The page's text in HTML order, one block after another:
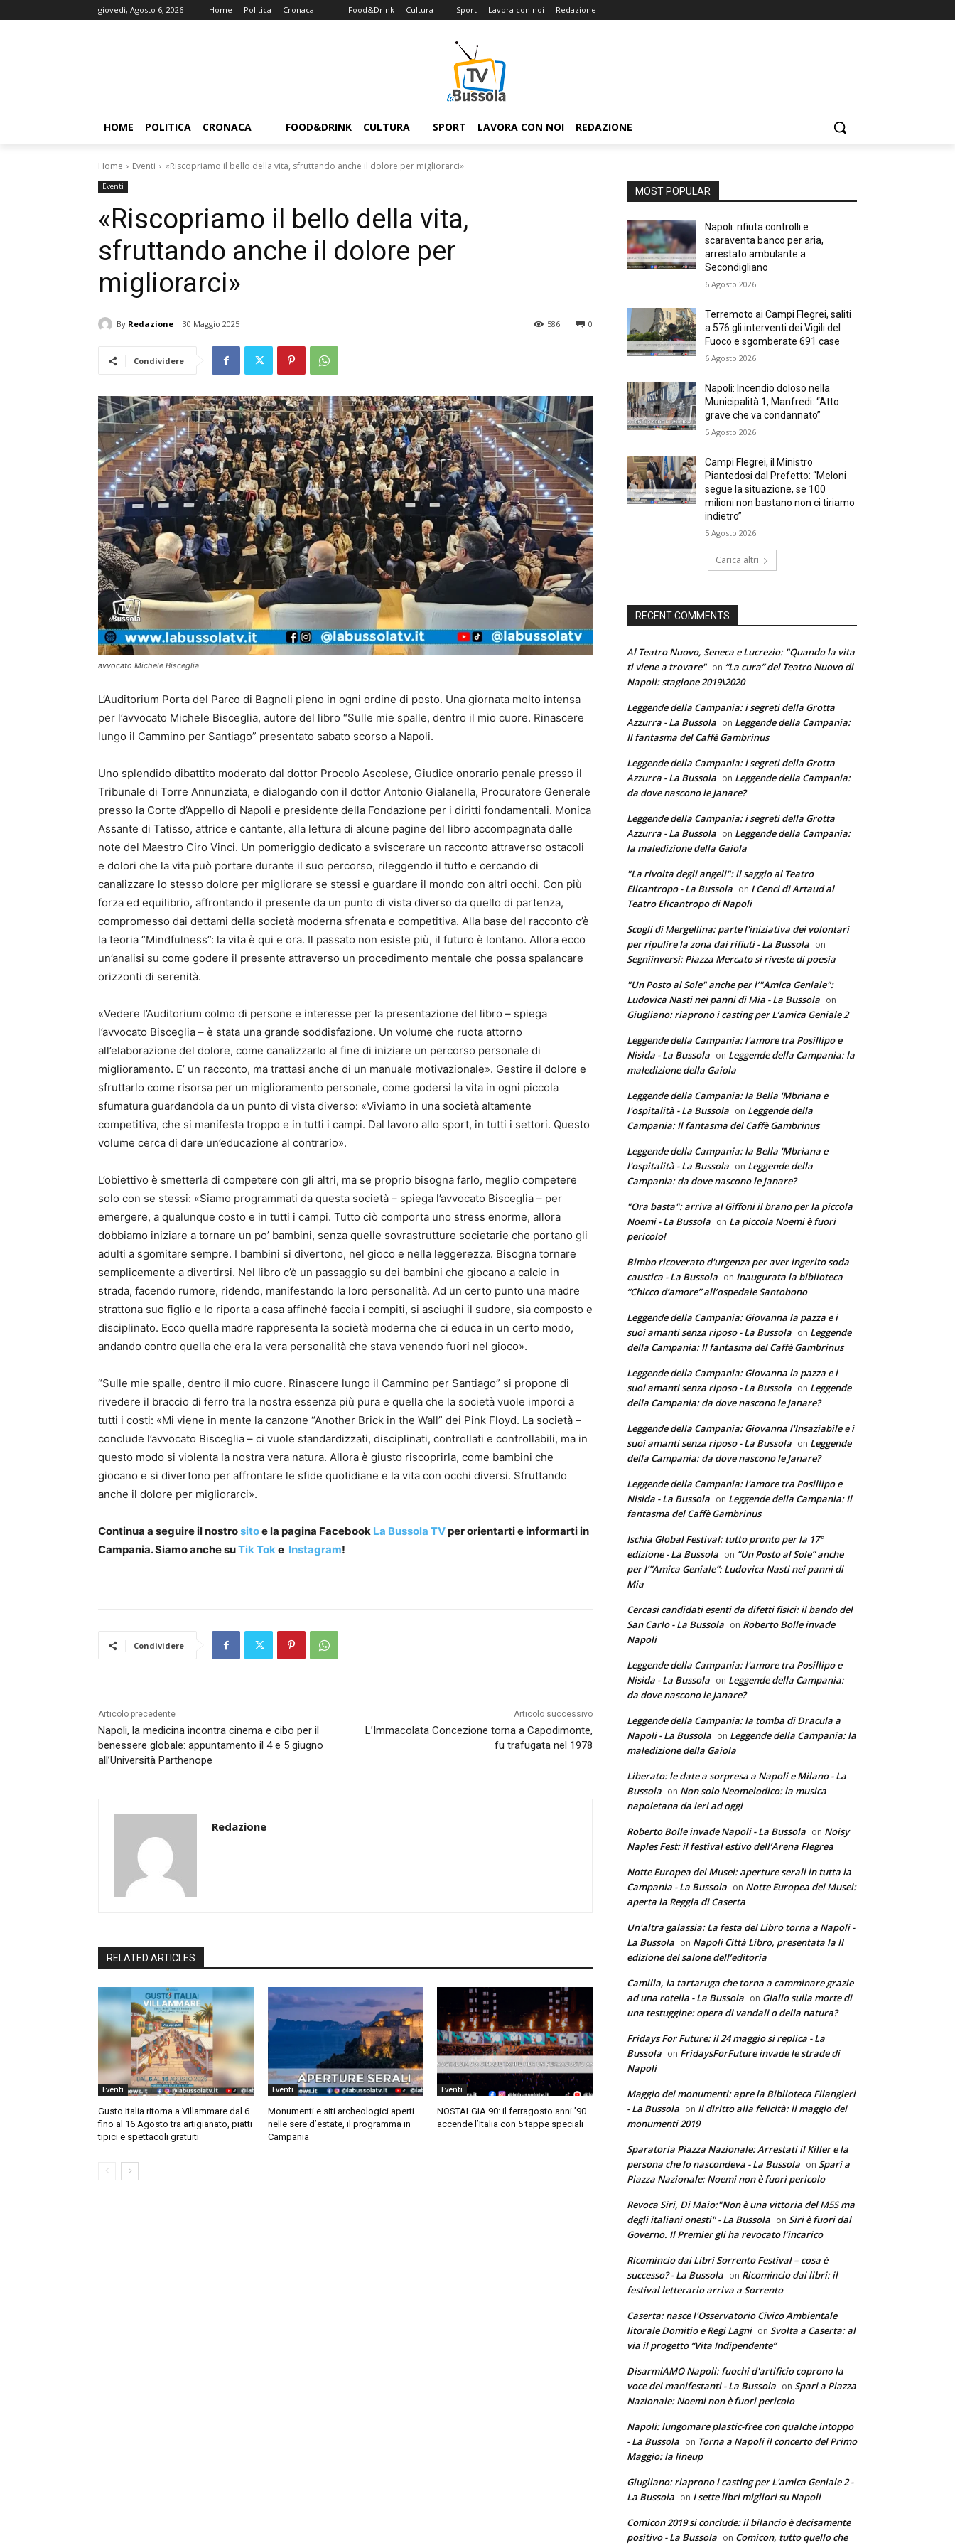
giovedì, Agosto 6, 2026 Home Politica Cronaca Food&Drink Cultura Sport Lavora con noi Redazione
HOME POLITICA CRONACA FOOD&DRINK CULTURA SPORT LAVORA CON NOI REDAZIONE
Home Eventi «Riscopriamo il bello della vita, sfruttando anche il dolore per migliorarci»
Eventi
«Riscopriamo il bello della vita,
sfruttando anche il dolore per
migliorarci»
By Redazione 30 Maggio 2025 0
586
Condividere
avvocato Michele Bisceglia
L’Auditorium Porta del Parco di Bagnoli pieno in ogni ordine di posto. Una giornata molto intensa
per l’avvocato Michele Bisceglia, autore del libro “Sulle mie spalle, dentro il mio cuore. Rinascere
lungo il Cammino per Santiago” presentato sabato scorso a Napoli.
Uno splendido dibattito moderato dal dottor Procolo Ascolese, Giudice onorario penale presso il
Tribunale di Torre Annunziata, e dialogando con il dottor Antonio Gialanella, Procuratore Generale
presso la Corte d’Appello di Napoli e presidente della Fondazione per i diritti fondamentali. Monica
Assante di Tatisso, attrice e cantante, alla lettura di alcune pagine del libro accompagnata dalle
note del Maestro Ciro Vinci. Un pomeriggio dedicato a sviscerare un racconto attraverso ostacoli
e dolori che la vita può portare durante il suo percorso, rileggendo il tutto e cercando di
canalizzare lo stesso dolore per migliorare se stessi e guardare il mondo con altri occhi. Con più
forza ed equilibrio, affrontando il presente da un punto di vista diverso da quello di partenza,
compromesso dai dettami della società moderna sfrenata e competitiva. Alla base del racconto c’è
la teoria “Mindfulness”: la vita è qui e ora. Il passato non esiste più, il futuro è lontano. Allora ecco
un’analisi su come godere il presente attraverso un procedimento mentale che possa spalancare
orizzonti di serenità.
«Vedere l’Auditorium colmo di persone e interesse per la presentazione del libro – spiega
l’avvocato Bisceglia – è stata una grande soddisfazione. Un volume che ruota attorno
all’elaborazione del dolore, come canalizzarlo al fine di iniziare un percorso personale di
miglioramento. E’ un racconto, ma trattasi anche di un manuale motivazionale». Gestire il dolore e
sfruttarlo come risorsa per un miglioramento personale, come godersi la vita in ogni piccola
sfumatura guardandola da un punto di vista diverso: «Viviamo in una società altamente
competitiva, che si manifesta troppo e in tutti i campi. Dal lavoro allo sport, in tutti i settori. Questo
volume cerca di dare un’educazione al contrario».
L’obiettivo è smetterla di competere con gli altri, ma se proprio bisogna farlo, meglio competere
solo con se stessi: «Siamo programmati da questa società – spiega l’avvocato Bisceglia – per
emergere, a qualunque costo e in tutti i campi. Tutto ciò comporta uno stress enorme, allora
dobbiamo iniziare a tornare un po’ bambini, senza quelle sovrastrutture societarie che portano gli
adulti a sgomitare sempre. I bambini si divertono, nel gioco e nella leggerezza. Bisogna tornare
semplicemente a divertirsi. Nel libro c’è un passaggio su dei bambini che giocano a calcio in
strada, facendo rumore, ridendo, manifestando la loro personalità. Ad un certo punto una madre
strattona suo figlio e lo riporta a casa affinché faccia i compiti, si asciughi il sudore, sia composto e
disciplinato. Ecco quella madre rappresenta la società moderna che ci educa in un certo modo,
andando contro quella che era la vera personalità che stava venendo fuori nel gioco».
“Sulle mie spalle, dentro il mio cuore. Rinascere lungo il Cammino per Santiago” si propone di
rivedere il braccio di ferro tra la nostra essenza più pura e quella che la società vuole imporci a
tutti i costi: «Mi viene in mente la canzone “Another Brick in the Wall” dei Pink Floyd. La società –
conclude l’avvocato Bisceglia – ci vuole standardizzati, disciplinati, controllati e controllabili, ma in
questo modo si violenta la nostra vera natura. Allora è giusto riscoprirla, come bambini che
giocano e si divertono per affrontare le sfide quotidiane e la vita con occhi diversi. Sfruttando
anche il dolore per migliorarci».
Continua a seguire il nostrositoe la pagina Facebook La Bussola TVper orientarti e informarti in
Campania. Siamo anche suTik Toke Instagram!
Condividere
Articolo precedente
Napoli, la medicina incontra cinema e cibo per il
benessere globale: appuntamento il 4 e 5 giugno
all’Università Parthenope
Articolo successivo
L’Immacolata Concezione torna a Capodimonte,
fu trafugata nel 1978
Redazione
RELATED ARTICLES
Eventi
Gusto Italia ritorna a Villammare dal 6
fino al 16 Agosto tra artigianato, piatti
tipici e spettacoli gratuiti
Eventi
Monumenti e siti archeologici aperti
nelle sere d’estate, il programma in
Campania
Eventi
NOSTALGIA 90: il ferragosto anni ’90
accende l’Italia con 5 tappe speciali
MOST POPULAR
Napoli: rifiuta controlli e
scaraventa banco per aria,
arrestato ambulante a
Secondigliano
6 Agosto 2026
Terremoto ai Campi Flegrei, saliti
a 576 gli interventi dei Vigili del
Fuoco e sgomberate 691 case
6 Agosto 2026
Napoli: Incendio doloso nella
Municipalità 1, Manfredi: “Atto
grave che va condannato”
5 Agosto 2026
Campi Flegrei, il Ministro
Piantedosi dal Prefetto: “Meloni
segue la situazione, se 100
milioni non bastano non ci tiriamo
indietro”
5 Agosto 2026
Carica altri
RECENT COMMENTS
Al Teatro Nuovo, Seneca e Lucrezio: "Quando la vita
ti viene a trovare" on “La cura” del Teatro Nuovo di
Napoli: stagione 2019\2020
Leggende della Campania: i segreti della Grotta
Azzurra - La Bussola on Leggende della Campania:
Il fantasma del Caffè Gambrinus
Leggende della Campania: i segreti della Grotta
Azzurra - La Bussola on Leggende della Campania:
da dove nascono le Janare?
Leggende della Campania: i segreti della Grotta
Azzurra - La Bussola on Leggende della Campania:
la maledizione della Gaiola
"La rivolta degli angeli": il saggio al Teatro
Elicantropo - La Bussola on I Cenci di Artaud al
Teatro Elicantropo di Napoli
Scogli di Mergellina: parte l'iniziativa dei volontari
per ripulire la zona dai rifiuti - La Bussola on
Segniinversi: Piazza Mercato si riveste di poesia
"Un Posto al Sole" anche per l’"Amica Geniale":
Ludovica Nasti nei panni di Mia - La Bussola on
Giugliano: riaprono i casting per L’amica Geniale 2
Leggende della Campania: l'amore tra Posillipo e
Nisida - La Bussola on Leggende della Campania: la
maledizione della Gaiola
Leggende della Campania: la Bella 'Mbriana e
l'ospitalità - La Bussola on Leggende della
Campania: Il fantasma del Caffè Gambrinus
Leggende della Campania: la Bella 'Mbriana e
l'ospitalità - La Bussola on Leggende della
Campania: da dove nascono le Janare?
"Ora basta": arriva al Giffoni il brano per la piccola
Noemi - La Bussola on La piccola Noemi è fuori
pericolo!
Bimbo ricoverato d'urgenza per aver ingerito soda
caustica - La Bussola on Inaugurata la biblioteca
“Chicco d’amore” all’ospedale Santobono
Leggende della Campania: Giovanna la pazza e i
suoi amanti senza riposo - La Bussola on Leggende
della Campania: Il fantasma del Caffè Gambrinus
Leggende della Campania: Giovanna la pazza e i
suoi amanti senza riposo - La Bussola on Leggende
della Campania: da dove nascono le Janare?
Leggende della Campania: Giovanna l'Insaziabile e i
suoi amanti senza riposo - La Bussola on Leggende
della Campania: da dove nascono le Janare?
Leggende della Campania: l'amore tra Posillipo e
Nisida - La Bussola on Leggende della Campania: Il
fantasma del Caffè Gambrinus
Ischia Global Festival: tutto pronto per la 17°
edizione - La Bussola on “Un Posto al Sole” anche
per l’”Amica Geniale”: Ludovica Nasti nei panni di
Mia
Cercasi candidati esenti da difetti fisici: il bando del
San Carlo - La Bussola on Roberto Bolle invade
Napoli
Leggende della Campania: l'amore tra Posillipo e
Nisida - La Bussola on Leggende della Campania:
da dove nascono le Janare?
Leggende della Campania: la tomba di Dracula a
Napoli - La Bussola on Leggende della Campania: la
maledizione della Gaiola
Liberato: le date a sorpresa a Napoli e Milano - La
Bussola on Non solo Neomelodico: la musica
napoletana da ieri ad oggi
Roberto Bolle invade Napoli - La Bussola on Noisy
Naples Fest: il festival estivo dell’Arena Flegrea
Notte Europea dei Musei: aperture serali in tutta la
Campania - La Bussola on Notte Europea dei Musei:
aperta la Reggia di Caserta
Un'altra galassia: La festa del Libro torna a Napoli -
La Bussola on Napoli Città Libro, presentata la II
edizione del salone dell’editoria
Camilla, la tartaruga che torna a camminare grazie
ad una rotella - La Bussola on Giallo sulla morte di
una testuggine: opera di vandali o della natura?
Fridays For Future: il 24 maggio si replica - La
Bussola on FridaysForFuture invade le strade di
Napoli
Maggio dei monumenti: apre la Biblioteca Filangieri
- La Bussola on Il diritto alla felicità: il maggio dei
monumenti 2019
Sparatoria Piazza Nazionale: Arrestati il Killer e la
persona che lo nascondeva - La Bussola on Spari a
Piazza Nazionale: Noemi non è fuori pericolo
Revoca Siri, Di Maio:"Non è una vittoria del M5S ma
degli italiani onesti" - La Bussola on Siri è fuori dal
Governo. Il Premier gli ha revocato l’incarico
Ricomincio dai Libri Sorrento Festival – cosa è
successo? - La Bussola on Ricomincio dai libri: il
festival letterario arriva a Sorrento
Caserta: nasce l'Osservatorio Civico Ambientale
litorale Domitio e Regi Lagni on Svolta a Caserta: al
via il progetto “Vita Indipendente”
DisarmiAMO Napoli: fuochi d'artificio coprono la
voce dei manifestanti - La Bussola on Spari a Piazza
Nazionale: Noemi non è fuori pericolo
Napoli: lungomare plastic-free con qualche intoppo
- La Bussola on Torna a Napoli il concerto del Primo
Maggio: la lineup
Giugliano: riaprono i casting per L'amica Geniale 2 -
La Bussola on I sette libri migliori su Napoli
Comicon 2019 si conclude: il bilancio è decisamente
positivo - La Bussola on Comicon, tutto quello che